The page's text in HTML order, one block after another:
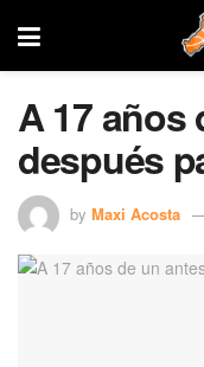
A 17 años
después
by Maxi Acosta